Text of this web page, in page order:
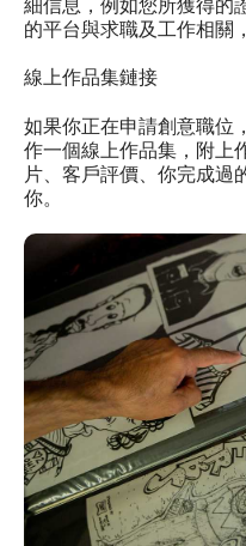
細信息，例如您所獲得的
的平台與求職及工作相關
線上作品集鏈接
如果你正在申請創意職位
作一個線上作品集，附上
片、客戶評價、你完成過
你。